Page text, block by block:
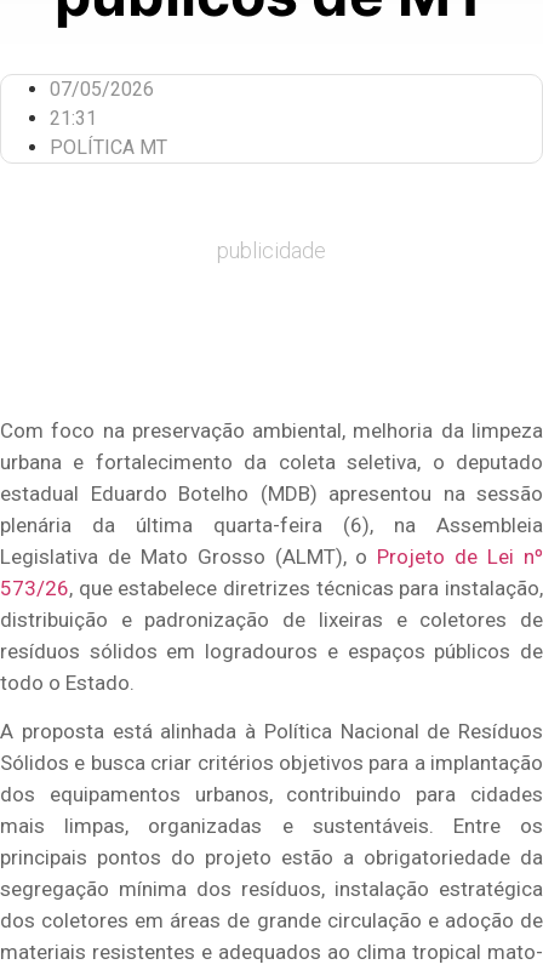
07/05/2026
21:31
POLÍTICA MT
publicidade
Com foco na preservação ambiental, melhoria da limpeza
urbana e fortalecimento da coleta seletiva, o deputado
estadual Eduardo Botelho (MDB) apresentou na sessão
plenária da última quarta-feira (6), na Assembleia
Legislativa de Mato Grosso (ALMT), o Projeto de Lei nº
573/26, que estabelece diretrizes técnicas para instalação,
distribuição e padronização de lixeiras e coletores de
resíduos sólidos em logradouros e espaços públicos de
todo o Estado.
A proposta está alinhada à Política Nacional de Resíduos
Sólidos e busca criar critérios objetivos para a implantação
dos equipamentos urbanos, contribuindo para cidades
mais limpas, organizadas e sustentáveis. Entre os
principais pontos do projeto estão a obrigatoriedade da
segregação mínima dos resíduos, instalação estratégica
dos coletores em áreas de grande circulação e adoção de
materiais resistentes e adequados ao clima tropical mato-